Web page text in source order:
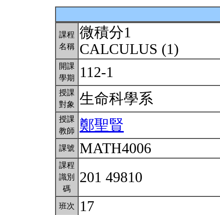
課程
名稱
微積分1
CALCULUS (1)
開課
學期
112-1
授課
對象
生命科學系
授課
教師
鄭聖賢
課號 MATH4006
課程
識別
碼
201 49810
班次 17